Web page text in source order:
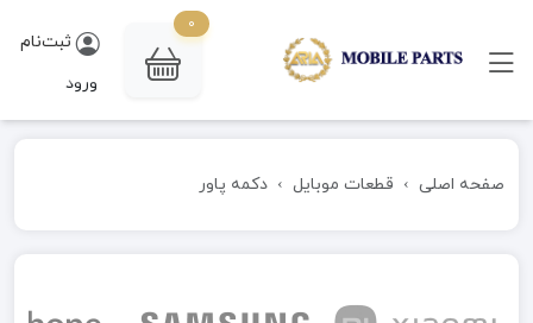
0
ثبت‌نام
ورود
صفحه اصلی قطعات موبایل دکمه پاور